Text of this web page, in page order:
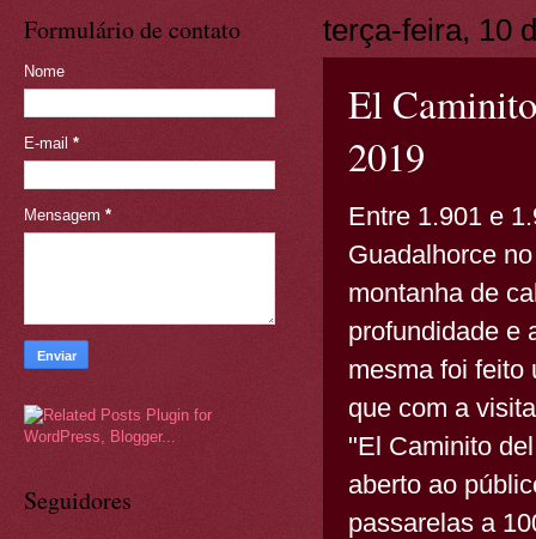
terça-feira, 10
El
2019
Entre 1.901 e
Guadalhorce
montanha de
profundidade e
mesma foi feito
que com a
"El Caminito
aberto ao
passarelas a
Formulário de contato
Nome
E-mail *
Mensagem *
Seguidores